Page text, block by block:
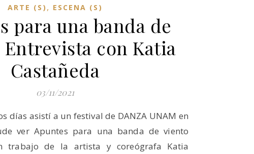
ARTE (S) , ESCENA (S)
para una banda de
con Katia
Castañeda
03/11/2021
días asistí a un festival de DANZA UNAM en
ver Apuntes para una banda de viento
trabajo de la artista y coreógrafa Katia